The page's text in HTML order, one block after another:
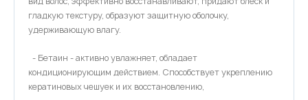
гладкую текстуру, образуют защитную оболочку,
удерживающую влагу.
- Бетаин - активно увлажняет, обладает
кондиционирующим действием. Способствует укреплению
кератиновых чешуек и их восстановлению,